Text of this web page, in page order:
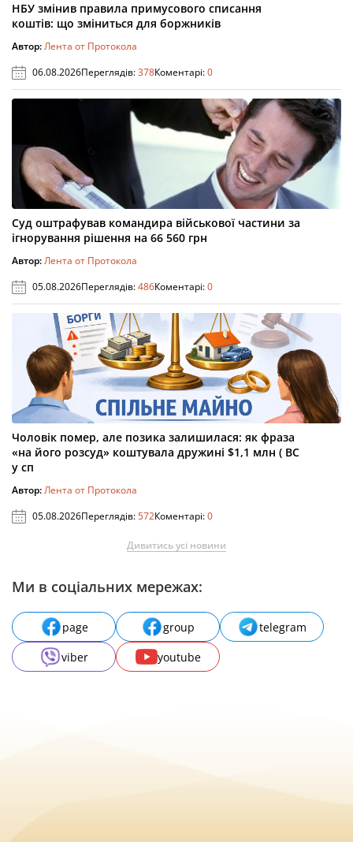
НБУ змінив правила примусового списання
коштів: що зміниться для боржників
Автор:Лента от Протокола
06.08.2026Переглядів:378Коментарі:0
Суд оштрафував командира військової частини за
ігнорування рішення на 66 560 грн
Автор:Лента от Протокола
05.08.2026Переглядів:486Коментарі:0
Чоловік помер, але позика залишилася: як фраза
«на його розсуд» коштувала дружині $1,1 млн ( ВС
у сп
Автор:Лента от Протокола
05.08.2026Переглядів:572Коментарі:0
Дивитись усі новини
Ми в соціальних мережах:
page group
telegram
viber
youtube